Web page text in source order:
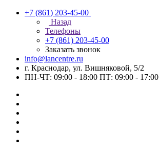
+7 (861) 203-45-00
Назад
Телефоны
+7 (861) 203-45-00
Заказать звонок
info@lancentre.ru
г. Краснодар, ул. Вишняковой, 5/2
ПН-ЧТ: 09:00 - 18:00 ПТ: 09:00 - 17:00